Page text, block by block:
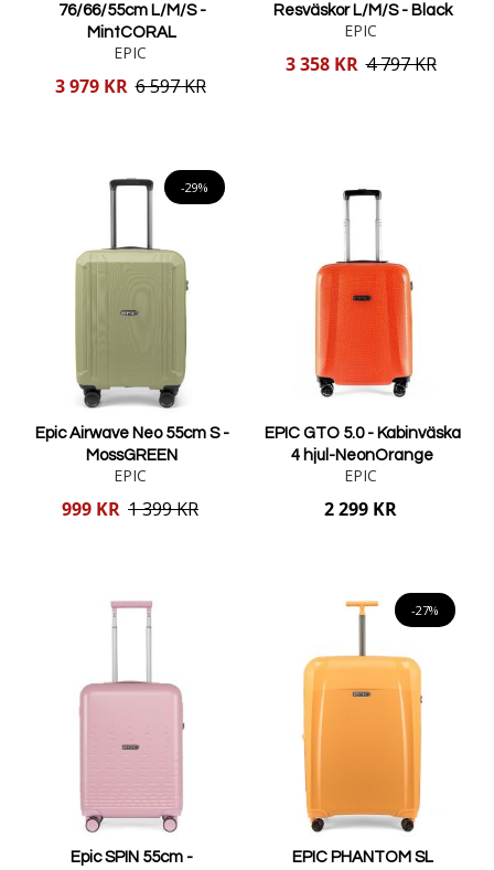
76/66/55cm L/M/S -
MintCORAL
EPIC
Reducerat
3 979 KR 6 597 KR
Resväskor L/M/S - Black
EPIC
Reducerat
3 358 KR 4 797 KR
-29%
Epic Airwave Neo 55cm S -
MossGREEN
EPIC
Reducerat
999 KR 1 399 KR
EPIC GTO 5.0 - Kabinväska
4 hjul-NeonOrange
EPIC
2 299 KR
Epic SPIN 55cm -
-27%
EPIC PHANTOM SL